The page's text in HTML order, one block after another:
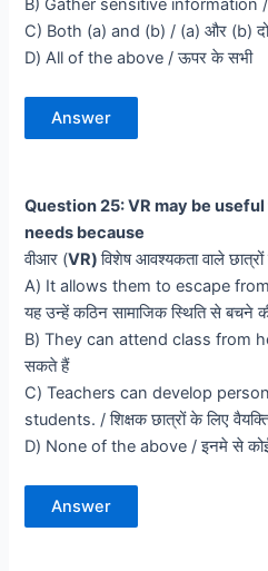
B) Gather sensitive information /
C) Both (a) and (b) / (a) और (b)
D) All of the above / ऊपर के सभी
Answer
Question 25: VR may be
needs because
वीआर (VR)विशेष आवश्यकता वाले
A) It allows them to escape
यह उन्हें कठिन सामाजिक स्थिति से बचने
B) They can attend class from
सकते हैं
C) Teachers can develop
students. / शिक्षक छात्रों के लिए
D) None of the above / इनमे से कोई
Answer